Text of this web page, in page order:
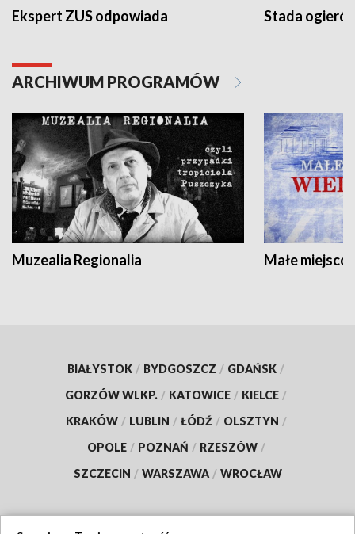
Ekspert ZUS odpowiada Stada
ARCHIWUM PROGRAMÓW
Muzealia Regionalia Małe
BIAŁYSTOK / BYDGOSZCZ / GDAŃSK /
GORZÓW WLKP. / KATOWICE / KIELCE /
KRAKÓW / LUBLIN / ŁÓDŹ / OLSZTYN /
OPOLE / POZNAŃ / RZESZÓW /
SZCZECIN / WARSZAWA / WROCŁAW